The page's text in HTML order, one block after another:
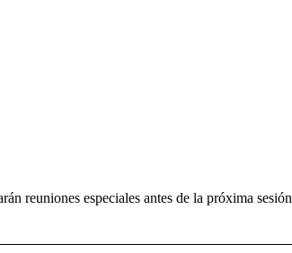
reuniones especiales antes de la próxima sesión